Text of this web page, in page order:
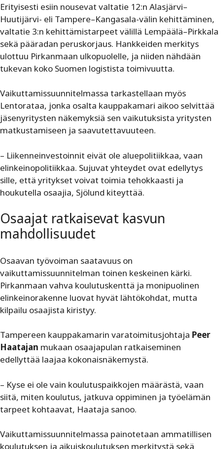
Erityisesti esiin nousevat valtatie 12:n Alasjärvi–
Huutijärvi- eli Tampere–Kangasala-välin kehittäminen,
valtatie 3:n kehittämistarpeet välillä Lempäälä–Pirkkala
sekä pääradan peruskorjaus. Hankkeiden merkitys
ulottuu Pirkanmaan ulkopuolelle, ja niiden nähdään
tukevan koko Suomen logistista toimivuutta.
Vaikuttamissuunnitelmassa tarkastellaan myös
Lentorataa, jonka osalta kauppakamari aikoo selvittää
jäsenyritysten näkemyksiä sen vaikutuksista yritysten
matkustamiseen ja saavutettavuuteen.
– Liikenneinvestoinnit eivät ole aluepolitiikkaa, vaan
elinkeinopolitiikkaa. Sujuvat yhteydet ovat edellytys
sille, että yritykset voivat toimia tehokkaasti ja
houkutella osaajia, Sjölund kiteyttää.
Osaajat ratkaisevat kasvun
mahdollisuudet
Osaavan työvoiman saatavuus on
vaikuttamissuunnitelman toinen keskeinen kärki.
Pirkanmaan vahva koulutuskenttä ja monipuolinen
elinkeinorakenne luovat hyvät lähtökohdat, mutta
kilpailu osaajista kiristyy.
Tampereen kauppakamarin varatoimitusjohtaja Peer
Haatajan mukaan osaajapulan ratkaiseminen
edellyttää laajaa kokonaisnäkemystä.
– Kyse ei ole vain koulutuspaikkojen määrästä, vaan
siitä, miten koulutus, jatkuva oppiminen ja työelämän
tarpeet kohtaavat, Haataja sanoo.
Vaikuttamissuunnitelmassa painotetaan ammatillisen
koulutuksen ja aikuiskoulutuksen merkitystä sekä